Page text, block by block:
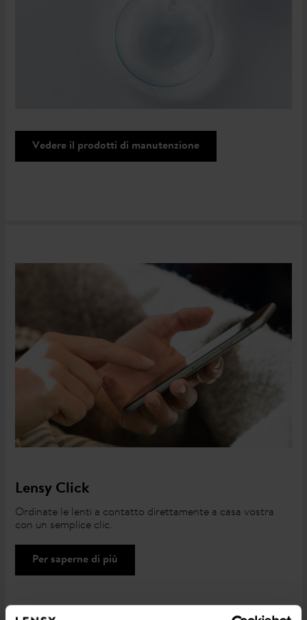
Vedere il prodotti di manutenzione
Lensy Click
Ordinate le lenti a contatto direttamente a casa vostra
con un semplice clic.
Per saperne di più